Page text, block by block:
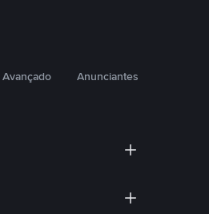
Avançado Anunciantes